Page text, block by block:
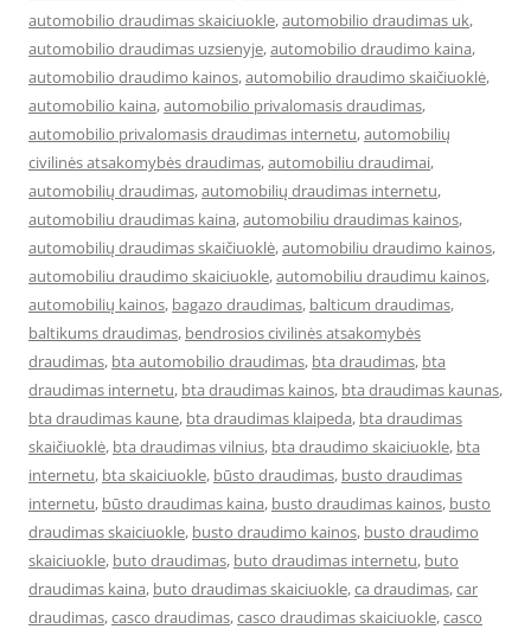
automobilio draudimas skaiciuokle,automobilio draudimas uk,
automobilio draudimas uzsienyje,automobilio draudimo kaina,
automobilio draudimo kainos,automobilio draudimo skaičiuoklė,
automobilio kaina,automobilio privalomasis draudimas,
automobilio privalomasis draudimas internetu,automobilių
civilinės atsakomybės draudimas,automobiliu draudimai,
automobilių draudimas,automobilių draudimas internetu,
automobiliu draudimas kaina,automobiliu draudimas kainos,
automobilių draudimas skaičiuoklė,automobiliu draudimo kainos,
automobiliu draudimo skaiciuokle,automobiliu draudimu kainos,
automobilių kainos, bagazo draudimas, balticum draudimas,
baltikums draudimas, bendrosios civilinės atsakomybės
draudimas, bta automobilio draudimas, bta draudimas, bta
draudimas internetu, bta draudimas kainos, bta draudimas kaunas,
bta draudimas kaune, bta draudimas klaipeda, bta draudimas
skaičiuoklė, bta draudimas vilnius, bta draudimo skaiciuokle, bta
internetu, bta skaiciuokle, būsto draudimas, busto draudimas
internetu, būsto draudimas kaina, busto draudimas kainos, busto
draudimas skaiciuokle, busto draudimo kainos, busto draudimo
skaiciuokle, buto draudimas, buto draudimas internetu, buto
draudimas kaina, buto draudimas skaiciuokle,ca draudimas,car
draudimas,casco draudimas,casco draudimas skaiciuokle,casco